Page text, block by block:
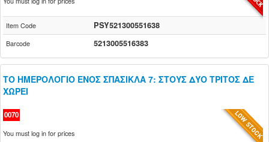
Item Code PSY521300551638
Barcode 5213005516383
ΤΟ ΗΜΕΡΟΛΟΓΙΟ ΕΝΟΣ ΣΠΑΣΙΚΛΑ 7: ΣΤΟΥΣ ΔΥΟ ΤΡΙΤΟΣ ΔΕ
ΧΩΡΕΙ
0070
You must log in for prices